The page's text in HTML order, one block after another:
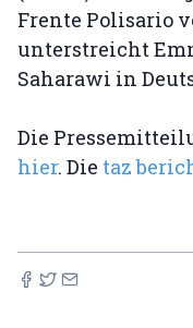
Frente Polisario
unterstreicht
Saharawi in
Die
hier. Die taz